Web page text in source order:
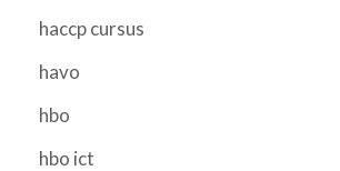
haccp cursus
havo
hbo
hbo ict